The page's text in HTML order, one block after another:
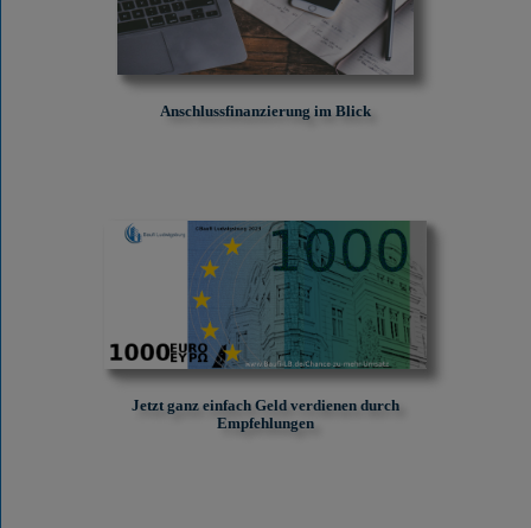
Anschlussfinanzierung im Blick
Jetzt ganz einfach Geld verdienen durch
Empfehlungen